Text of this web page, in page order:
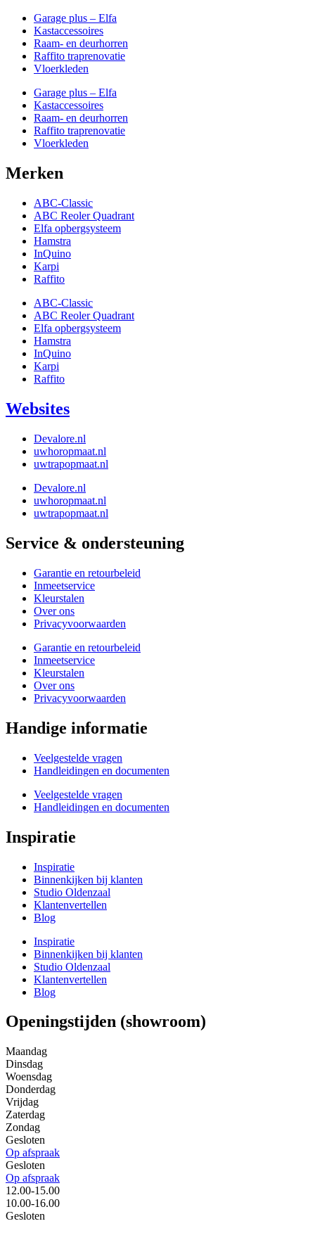
Garage plus – Elfa
Kastaccessoires
Raam- en deurhorren
Raffito traprenovatie
Vloerkleden
Garage plus – Elfa
Kastaccessoires
Raam- en deurhorren
Raffito traprenovatie
Vloerkleden
Merken
ABC-Classic
ABC Reoler Quadrant
Elfa opbergsysteem
Hamstra
InQuino
Karpi
Raffito
ABC-Classic
ABC Reoler Quadrant
Elfa opbergsysteem
Hamstra
InQuino
Karpi
Raffito
Websites
Devalore.nl
uwhoropmaat.nl
uwtrapopmaat.nl
Devalore.nl
uwhoropmaat.nl
uwtrapopmaat.nl
Service & ondersteuning
Garantie en retourbeleid
Inmeetservice
Kleurstalen
Over ons
Privacyvoorwaarden
Garantie en retourbeleid
Inmeetservice
Kleurstalen
Over ons
Privacyvoorwaarden
Handige informatie
Veelgestelde vragen
Handleidingen en documenten
Veelgestelde vragen
Handleidingen en documenten
Inspiratie
Inspiratie
Binnenkijken bij klanten
Studio Oldenzaal
Klantenvertellen
Blog
Inspiratie
Binnenkijken bij klanten
Studio Oldenzaal
Klantenvertellen
Blog
Openingstijden (showroom)
Maandag
Dinsdag
Woensdag
Donderdag
Vrijdag
Zaterdag
Zondag
Gesloten
Op afspraak
Gesloten
Op afspraak
12.00-15.00
10.00-16.00
Gesloten